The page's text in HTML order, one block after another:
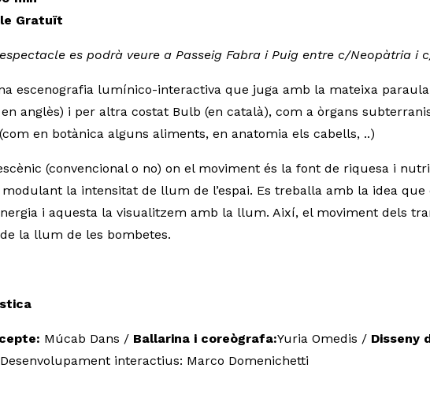
Gratuït
es podrà veure a Passeig Fabra i Puig entre c/Neopàtria i
escenografia lumínico-interactiva que juga amb la mateixa
anglès) i per altra costat Bulb (en català), com a òrgans
en botànica alguns aliments, en anatomia els cabells, ..)
(convencional o no) on el moviment és la font de riquesa i
la intensitat de llum de l’espai. Es treballa amb la idea que
i aquesta la visualitzem amb la llum. Així, el moviment dels
la llum de les bombetes.
Múcab Dans / Ballarina i coreògrafa:Yuria Omedis / Disseny
interactius: Marco Domenichetti